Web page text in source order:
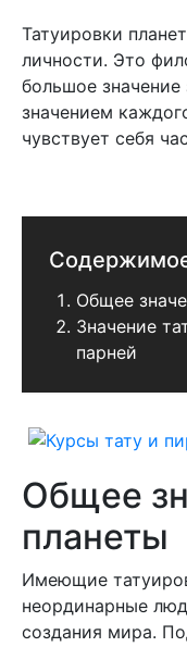
Татуировки
личности. Это
большое
значением
чувствует себя
Общее
Значение
парней
Общее
планеты
Имеющие
неординарные
создания мира.